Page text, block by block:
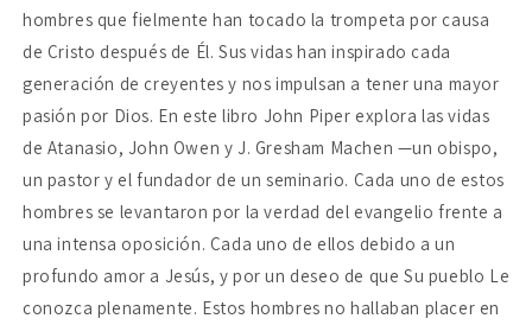
hombres que fielmente han tocado la trompeta por causa
de Cristo después de Él. Sus vidas han inspirado cada
generación de creyentes y nos impulsan a tener una mayor
pasión por Dios. En este libro John Piper explora las vidas
de Atanasio, John Owen y J. Gresham Machen —un obispo,
un pastor y el fundador de un seminario. Cada uno de estos
hombres se levantaron por la verdad del evangelio frente a
una intensa oposición. Cada uno de ellos debido a un
profundo amor a Jesús, y por un deseo de que Su pueblo Le
conozca plenamente. Estos hombres no hallaban placer en